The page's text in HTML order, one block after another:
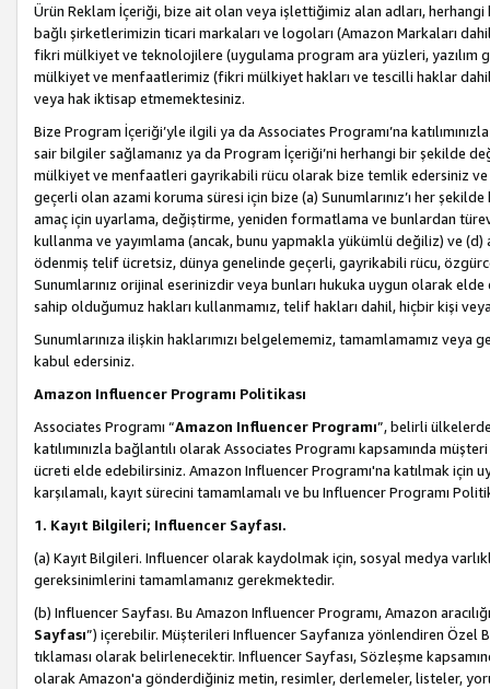
Ürün Reklam İçeriği, bize ait olan veya işlettiğimiz alan adları,
bağlı şirketlerimizin ticari markaları ve logoları (Amazon Markaları
fikri mülkiyet ve teknolojilere (uygulama program ara yüzleri,
mülkiyet ve menfaatlerimiz (fikri mülkiyet hakları ve tescilli haklar
veya hak iktisap etmemektesiniz.
Bize Program İçeriği’yle ilgili ya da Associates Programı’na
sair bilgiler sağlamanız ya da Program İçeriği’ni herhangi bir şekilde
mülkiyet ve menfaatleri gayrikabili rücu olarak bize temlik edersiniz ve
geçerli olan azami koruma süresi için bize (a) Sunumlarınız’ı her
amaç için uyarlama, değiştirme, yeniden formatlama ve bunlardan türev
kullanma ve yayımlama (ancak, bunu yapmakla yükümlü değiliz) ve
ödenmiş telif ücretsiz, dünya genelinde geçerli, gayrikabili rücu,
Sunumlarınız orijinal eserinizdir veya bunları hukuka uygun olarak
sahip olduğumuz hakları kullanmamız, telif hakları dahil, hiçbir kişi
Sunumlarınıza ilişkin haklarımızı belgelememiz, tamamlamamız
kabul edersiniz.
Amazon Influencer Programı Politikası
Associates Programı “Amazon Influencer Programı”, belirli
katılımınızla bağlantılı olarak Associates Programı kapsamında
ücreti elde edebilirsiniz. Amazon Influencer Programı'na katılmak için
karşılamalı, kayıt sürecini tamamlamalı ve bu Influencer Programı
1. Kayıt Bilgileri; Influencer Sayfası.
(a) Kayıt Bilgileri. Influencer olarak kaydolmak için, sosyal medya
gereksinimlerini tamamlamanız gerekmektedir.
(b) Influencer Sayfası. Bu Amazon Influencer Programı, Amazon
Sayfası”) içerebilir. Müşterileri Influencer Sayfanıza yönlendiren Özel
tıklaması olarak belirlenecektir. Influencer Sayfası, Sözleşme
olarak Amazon'a gönderdiğiniz metin, resimler, derlemeler, listeler,